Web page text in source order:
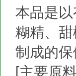
本品是
糊精、
制成的
[主要原